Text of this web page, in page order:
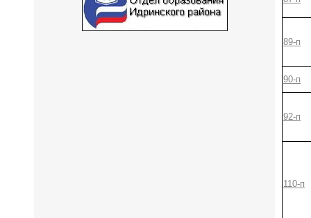
89-п
90-п
92-п
110-п